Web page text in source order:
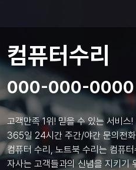
컴퓨터수리
000-000-0000
고객만족 1위! 믿을 수 있는 서비스!
365일 24시간 주간/야간 문의전
컴퓨터 수리, 노트북 수리는 컴퓨
자사는 고객들과의 신념을 지키기